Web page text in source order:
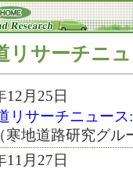
リサーチニ
12月25日
リサーチニュー
寒地道路研究グル
11月27日